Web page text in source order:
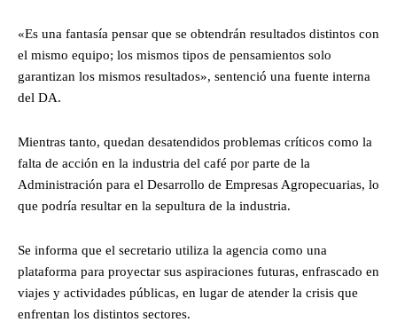
«Es una fantasía pensar que se obtendrán resultados distintos con
el mismo equipo; los mismos tipos de pensamientos solo
garantizan los mismos resultados», sentenció una fuente interna
del DA.
Mientras tanto, quedan desatendidos problemas críticos como la
falta de acción en la industria del café por parte de la
Administración para el Desarrollo de Empresas Agropecuarias, lo
que podría resultar en la sepultura de la industria.
Se informa que el secretario utiliza la agencia como una
plataforma para proyectar sus aspiraciones futuras, enfrascado en
viajes y actividades públicas, en lugar de atender la crisis que
enfrentan los distintos sectores.